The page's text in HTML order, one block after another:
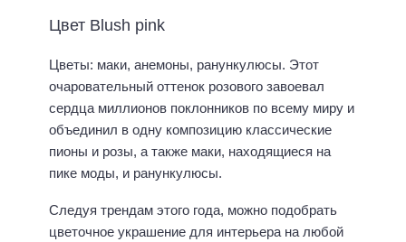
Цвет Blush pink
Цветы: маки, анемоны, ранункулюсы. Этот
очаровательный оттенок розового завоевал
сердца миллионов поклонников по всему миру и
объединил в одну композицию классические
пионы и розы, а также маки, находящиеся на
пике моды, и ранункулюсы.
Следуя трендам этого года, можно подобрать
цветочное украшение для интерьера на любой